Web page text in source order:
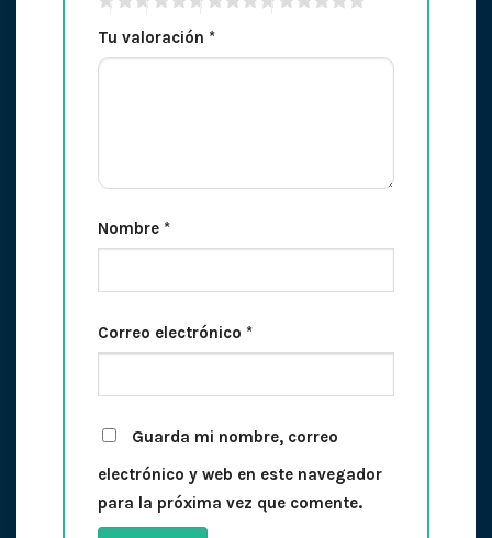
Tu valoración *
Nombre *
Correo electrónico *
Guarda mi nombre, correo
electrónico y web en este navegador
para la próxima vez que comente.